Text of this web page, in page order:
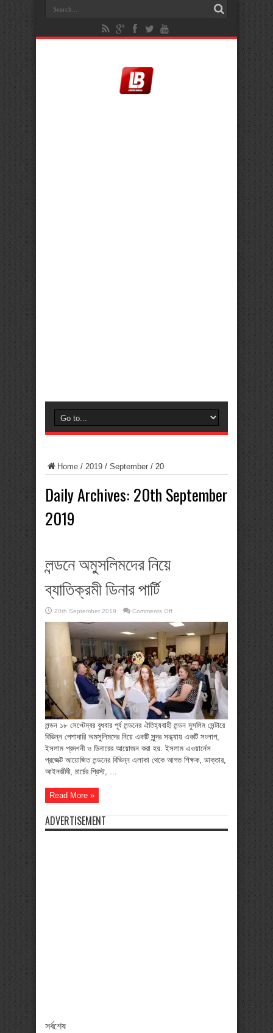
Home / 2019 / September / 20
Daily Archives: 20th September
2019
লন্ডনে অমুসলিমদের নিয়ে
ব্যাতিক্রমী ডিনার পার্টি
20th September 2019 Comments Offon
অমুসলিমদের
নিয়ে
ব্যাতিক্রমী
ডিনার
পার্টি
লন্ডন ১৮ সেপ্টেম্বর বুধবার পূর্ব লন্ডনের ঐতিহ্যবাহী লন্ডন মুসলিম সেন্টারে
বিভিন্ন পেশাদারি অমসুলিমদের নিয়ে একটি সুন্দর সন্ধ্যায় একটি সংলাপ,
ইসলাম প্রদশনী ও ডিনারের আয়োজন করা হয়. ইসলাম এওয়ার্নেস
প্রজেক্ট আয়োজিত লন্ডনের বিভিন্ন এলাকা থেকে আগত শিক্ষক, ডাক্তার,
আইনজীবী, চার্চের প্রিস্ট, ...
Read More »
ADVERTISEMENT
সর্বশেষ